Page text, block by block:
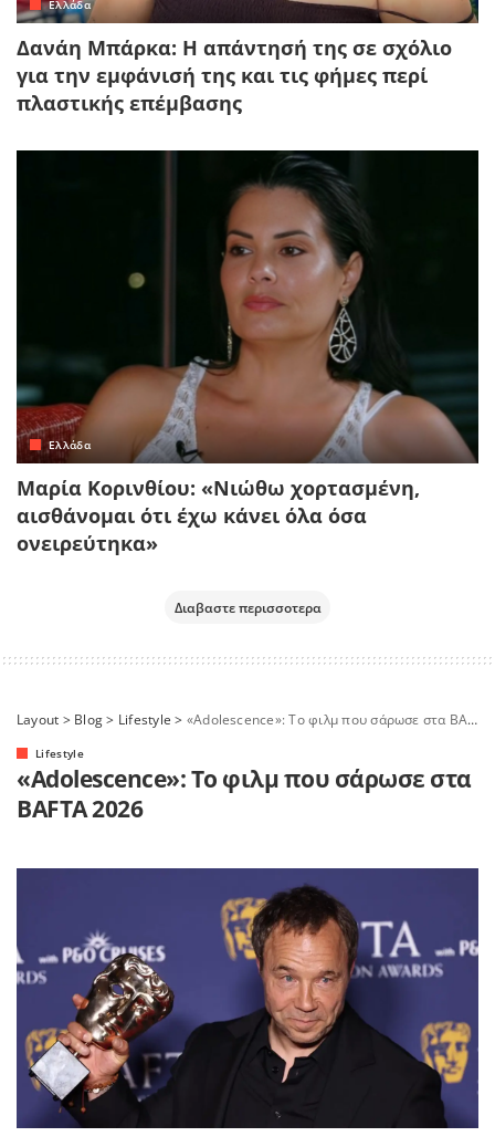
Ελλάδα
Δανάη Μπάρκα: Η απάντησή της σε σχόλιο
για την εμφάνισή της και τις φήμες περί
πλαστικής επέμβασης
Ελλάδα
Μαρία Κορινθίου: «Νιώθω χορτασμένη,
αισθάνομαι ότι έχω κάνει όλα όσα
ονειρεύτηκα»
Διαβαστε περισσοτερα
Layout > Blog> Lifestyle > «Adolescence»: Το φιλμ που σάρωσε στα BAFTA 2026
Lifestyle
«Adolescence»: Το φιλμ που σάρωσε στα
BAFTA 2026